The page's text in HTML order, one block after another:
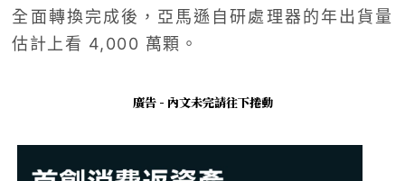
全面轉換完成後，亞馬遜自研處理器的年出貨量
估計上看 4,000 萬顆。
廣告 - 內文未完請往下捲動